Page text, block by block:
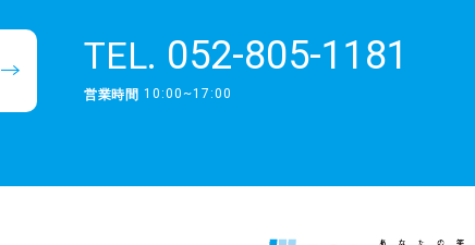
TEL. 052-805-1181
営業時間 10:00~17:00